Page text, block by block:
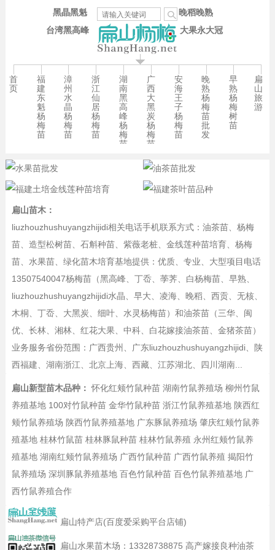
台湾黑高峰
晚稻晚熟
大果永大冠
黑晶黑魁
首
页
福
建
东
魁
杨
梅
苗
漳
州
水
晶
杨
梅
苗
浙
江
仙
居
杨
梅
苗
湖
南
黑
高
峰
杨
梅
苗
广
西
大
黑
炭
杨
梅
苗
安
海
王
子
杨
梅
苗
晚
熟
杨
梅
苗
批
发
早
熟
杨
梅
树
苗
扁
山
旅
游
扁山苗木：
liuzhouzhushuyangzhijidi相关电话手机联系方式：油茶苗、杨梅
苗、造型松树苗、石斛种苗、紫薇老桩、金线莲种苗培育、杨梅
苗、水果苗、绿化苗木培育基地提供：优质、专业、大型项目电话
13507540047杨梅苗（黑高峰、丁岙、荸荠、白杨梅苗、早熟、
liuzhouzhushuyangzhijidi水晶、早大、凌海、晚稻、西贡、无核、
木桐、丁岙、大黑炭、细叶、水灵杨梅苗）和油茶苗（三华、闽
优、长林、湘林、红花大果、中科、白花嫁接油茶苗、金猪茶苗）
业务服务省份范围：广西贵州、广东liuzhouzhushuyangzhijidi、陕
西福建、湖南浙江、北京上海、西藏、江苏湖北、四川湖南...
扁山新型苗木品种： 怀化红颊竹鼠种苗 湖南竹鼠养殖场 柳州竹鼠
养殖基地 100对竹鼠种苗 金华竹鼠种苗 浙江竹鼠养殖基地 陕西红
颊竹鼠养殖场 陕西竹鼠养殖基地 广东豚鼠养殖场 肇庆红颊竹鼠养
殖基地 桂林竹鼠苗 桂林豚鼠种苗 桂林竹鼠养殖 永州红颊竹鼠养
殖基地 湖南红颊竹鼠养殖场 广西竹鼠种苗 广西竹鼠养殖 揭阳竹
鼠养殖场 深圳豚鼠养殖基地 百色竹鼠种苗 百色竹鼠养殖基地 广
西竹鼠养殖合作
扁山特产店(百度爱采购平台店铺)
扁山水果苗木场： 13328738875 高产嫁接良种油茶